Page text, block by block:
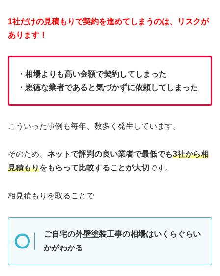
1社だけの見積もりで契約を進めてしまうのは、リスクが
あります！
・相場よりも高い金額で契約してしまった
・悪徳な業者であると気づかずに依頼してしまった
こういった事例も毎年、数多く発生しています。
そのため、 ネットで評判の良い業者で最低でも3社から相
見積もりをもらって比較することが大切 です。
相見積もりを取ることで
ご自宅の外壁塗装工事の相場はいくらぐらい
かがわかる